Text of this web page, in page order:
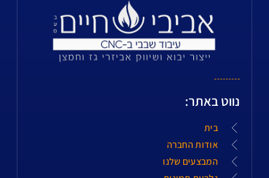
נווט באתר:
בית
אודות החברה
המבצעים שלנו